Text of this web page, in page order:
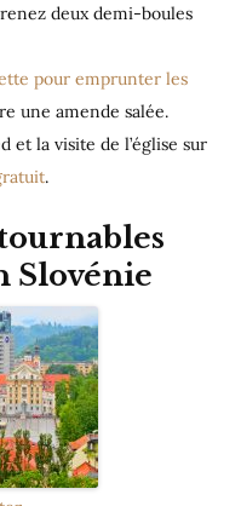
deux demi-boules
pour emprunter les
une amende salée.
et la visite de l’église sur
.
Slovénie